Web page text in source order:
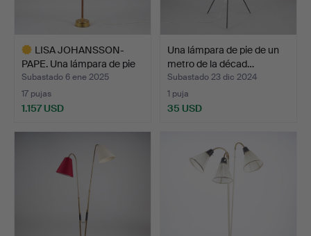
LISA JOHANSSON-
PAPE. Una lámpara de pie
«S…
Subastado 6 ene 2025
17 pujas
1.157 USD
Una lámpara de pie de un
metro de la décad…
Subastado 23 dic 2024
1 puja
35 USD